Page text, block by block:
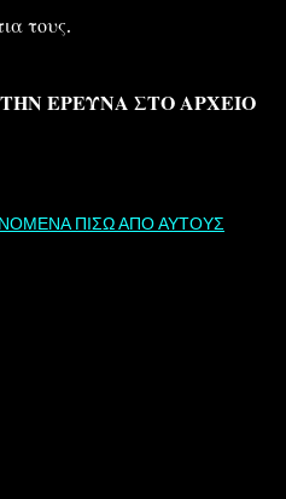
τους.
ΕΡΕΥΝΑ ΣΤΟ ΑΡΧΕΙΟ
ΠΙΣΩ ΑΠΟ ΑΥΤΟΥΣ